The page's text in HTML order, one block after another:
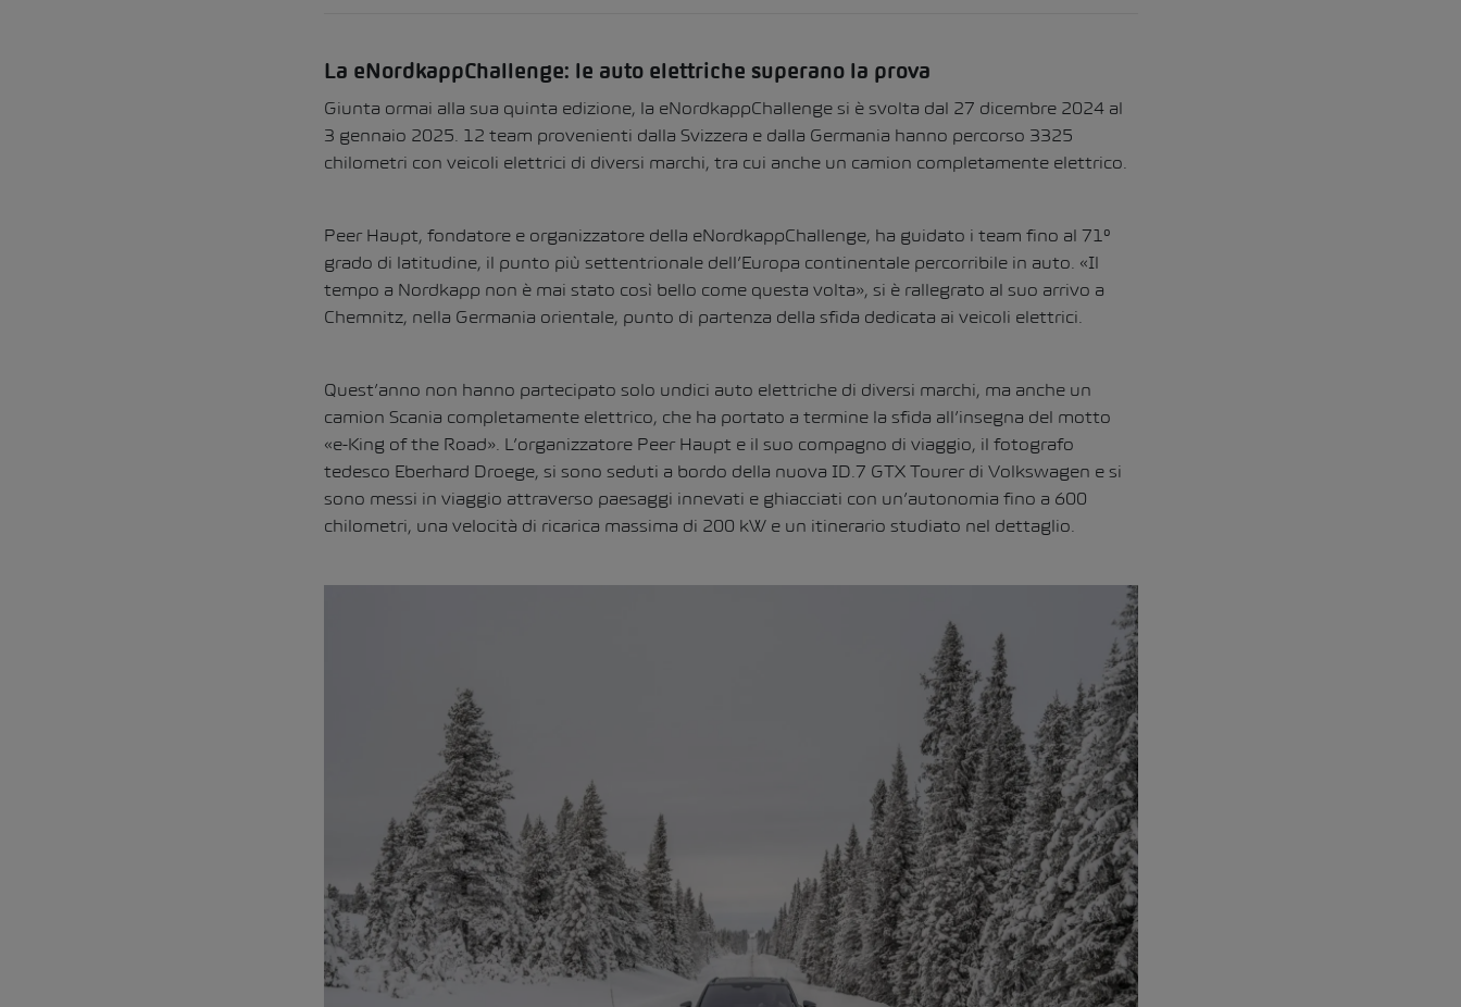
La eNordkappChallenge: le auto elettriche superano la prova
Giunta ormai alla sua quinta edizione, la eNordkappChallenge si è svolta dal 27 dicembre 2024 al
3 gennaio 2025. 12 team provenienti dalla Svizzera e dalla Germania hanno percorso 3325
chilometri con veicoli elettrici di diversi marchi, tra cui anche un camion completamente elettrico.
Peer Haupt, fondatore e organizzatore della eNordkappChallenge, ha guidato i team fino al 71°
grado di latitudine, il punto più settentrionale dell’Europa continentale percorribile in auto. «Il
tempo a Nordkapp non è mai stato così bello come questa volta», si è rallegrato al suo arrivo a
Chemnitz, nella Germania orientale, punto di partenza della sfida dedicata ai veicoli elettrici.
Quest’anno non hanno partecipato solo undici auto elettriche di diversi marchi, ma anche un
camion Scania completamente elettrico, che ha portato a termine la sfida all’insegna del motto
«e-King of the Road». L’organizzatore Peer Haupt e il suo compagno di viaggio, il fotografo
tedesco Eberhard Droege, si sono seduti a bordo della nuova ID.7 GTX Tourer di Volkswagen e si
sono messi in viaggio attraverso paesaggi innevati e ghiacciati con un’autonomia fino a 600
chilometri, una velocità di ricarica massima di 200 kW e un itinerario studiato nel dettaglio.